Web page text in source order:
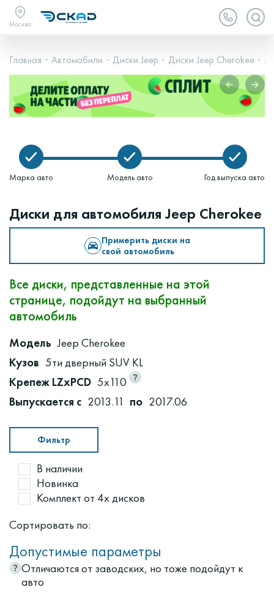
Москва
Главная Автомобили Диски Jeep Диски Jeep Cherokee
Марка авто Модель авто Год выпуска авто
Диски для автомобиля Jeep Cherokee
Примерить диски на
свой автомобиль
Все диски, представленные на этой
странице, подойдут на выбранный
автомобиль
Модель Jeep Cherokee
Кузов 5ти дверный SUV KL
Крепеж LZxPCD 5x110
Выпускается с 2013.11 по 2017.06
В наличии
Новинка
Комплект от 4х дисков
Сортировать по:
Фильтр
Допустимые параметры
Отличаются от заводских, но тоже подойдут к
авто